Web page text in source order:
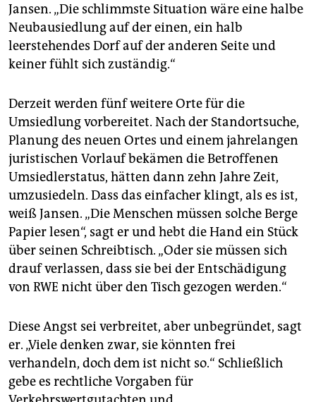
Jansen. „Die schlimmste Situation wäre eine halbe
Neubausiedlung auf der einen, ein halb
leerstehendes Dorf auf der anderen Seite und
keiner fühlt sich zuständig.“
Derzeit werden fünf weitere Orte für die
Umsiedlung vorbereitet. Nach der Standortsuche,
Planung des neuen Ortes und einem jahrelangen
juristischen Vorlauf bekämen die Betroffenen
Umsiedlerstatus, hätten dann zehn Jahre Zeit,
umzusiedeln. Dass das einfacher klingt, als es ist,
weiß Jansen. „Die Menschen müssen solche Berge
Papier lesen“, sagt er und hebt die Hand ein Stück
über seinen Schreibtisch. „Oder sie müssen sich
drauf verlassen, dass sie bei der Entschädigung
von RWE nicht über den Tisch gezogen werden.“
Diese Angst sei verbreitet, aber unbegründet, sagt
er. „Viele denken zwar, sie könnten frei
verhandeln, doch dem ist nicht so.“ Schließlich
gebe es rechtliche Vorgaben für